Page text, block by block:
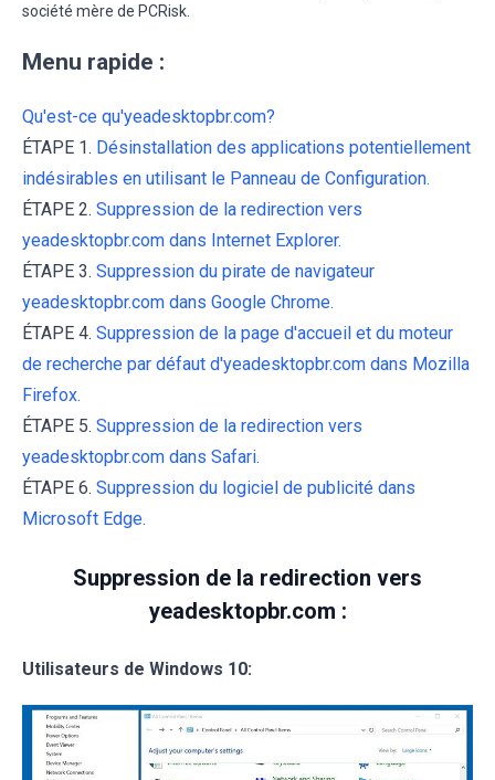
société mère de PCRisk.
Menu rapide :
Qu'est-ce qu'yeadesktopbr.com?
ÉTAPE 1. Désinstallation des applications potentiellement
indésirables en utilisant le Panneau de Configuration.
ÉTAPE 2. Suppression de la redirection vers
yeadesktopbr.com dans Internet Explorer.
ÉTAPE 3. Suppression du pirate de navigateur
yeadesktopbr.com dans Google Chrome.
ÉTAPE 4. Suppression de la page d'accueil et du moteur
de recherche par défaut d'yeadesktopbr.com dans Mozilla
Firefox.
ÉTAPE 5. Suppression de la redirection vers
yeadesktopbr.com dans Safari.
ÉTAPE 6. Suppression du logiciel de publicité dans
Microsoft Edge.
Suppression de la redirection vers
yeadesktopbr.com :
Utilisateurs de Windows 10: